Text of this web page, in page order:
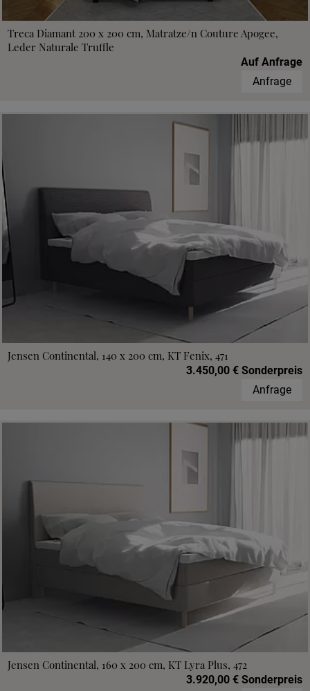
Treca Diamant 200 x 200 cm, Matratze/n Couture Apogee,
Leder Naturale Truffle
Auf Anfrage
Anfrage
Jensen Continental, 140 x 200 cm, KT Fenix, 471
3.450,00 € Sonderpreis
Anfrage
Jensen Continental, 160 x 200 cm, KT Lyra Plus, 472
3.920,00 € Sonderpreis